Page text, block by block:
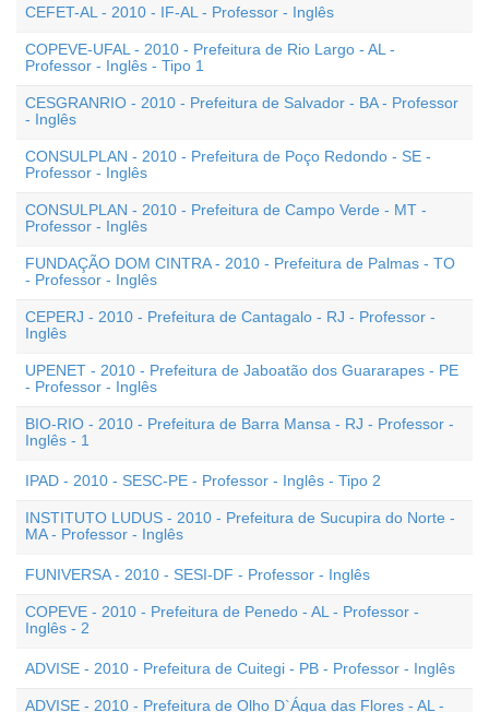
CEFET-AL - 2010 - IF-AL - Professor - Inglês
COPEVE-UFAL - 2010 - Prefeitura de Rio Largo - AL -
Professor - Inglês - Tipo 1
CESGRANRIO - 2010 - Prefeitura de Salvador - BA - Professor
- Inglês
CONSULPLAN - 2010 - Prefeitura de Poço Redondo - SE -
Professor - Inglês
CONSULPLAN - 2010 - Prefeitura de Campo Verde - MT -
Professor - Inglês
FUNDAÇÃO DOM CINTRA - 2010 - Prefeitura de Palmas - TO
- Professor - Inglês
CEPERJ - 2010 - Prefeitura de Cantagalo - RJ - Professor -
Inglês
UPENET - 2010 - Prefeitura de Jaboatão dos Guararapes - PE
- Professor - Inglês
BIO-RIO - 2010 - Prefeitura de Barra Mansa - RJ - Professor -
Inglês - 1
IPAD - 2010 - SESC-PE - Professor - Inglês - Tipo 2
INSTITUTO LUDUS - 2010 - Prefeitura de Sucupira do Norte -
MA - Professor - Inglês
FUNIVERSA - 2010 - SESI-DF - Professor - Inglês
COPEVE - 2010 - Prefeitura de Penedo - AL - Professor -
Inglês - 2
ADVISE - 2010 - Prefeitura de Cuitegi - PB - Professor - Inglês
ADVISE - 2010 - Prefeitura de Olho D`Água das Flores - AL -